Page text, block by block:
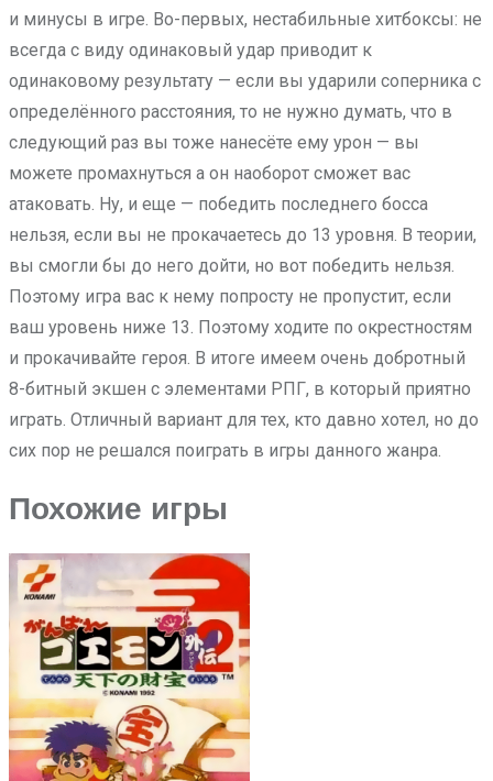
и минусы в игре. Во-первых, нестабильные хитбоксы: не
всегда с виду одинаковый удар приводит к
одинаковому результату — если вы ударили соперника с
определённого расстояния, то не нужно думать, что в
следующий раз вы тоже нанесёте ему урон — вы
можете промахнуться а он наоборот сможет вас
атаковать. Ну, и еще — победить последнего босса
нельзя, если вы не прокачаетесь до 13 уровня. В теории,
вы смогли бы до него дойти, но вот победить нельзя.
Поэтому игра вас к нему попросту не пропустит, если
ваш уровень ниже 13. Поэтому ходите по окрестностям
и прокачивайте героя. В итоге имеем очень добротный
8-битный экшен с элементами РПГ, в который приятно
играть. Отличный вариант для тех, кто давно хотел, но до
сих пор не решался поиграть в игры данного жанра.
Похожие игры